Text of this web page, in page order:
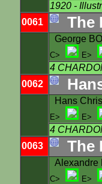
1920 -
0061
The
George
C> E>
4
0062
Hans
E> E>
4
0063
The
Alexandre
C> E>